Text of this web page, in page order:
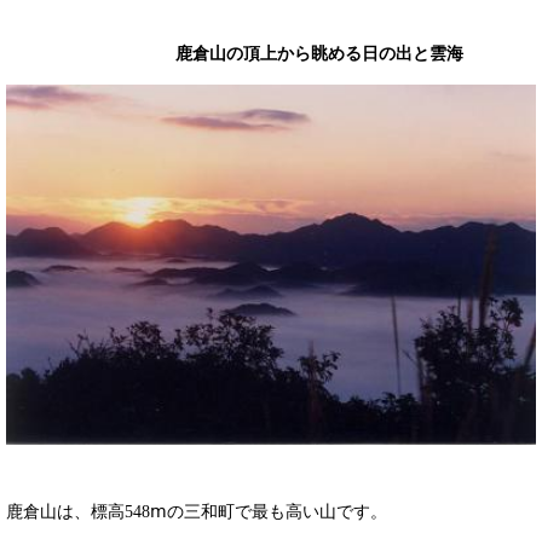
鹿倉山の頂上から眺める日の出と雲海
鹿倉山は、標高548ⅿの三和町で最も高い山です。